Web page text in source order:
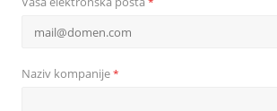
Naziv kompanije*